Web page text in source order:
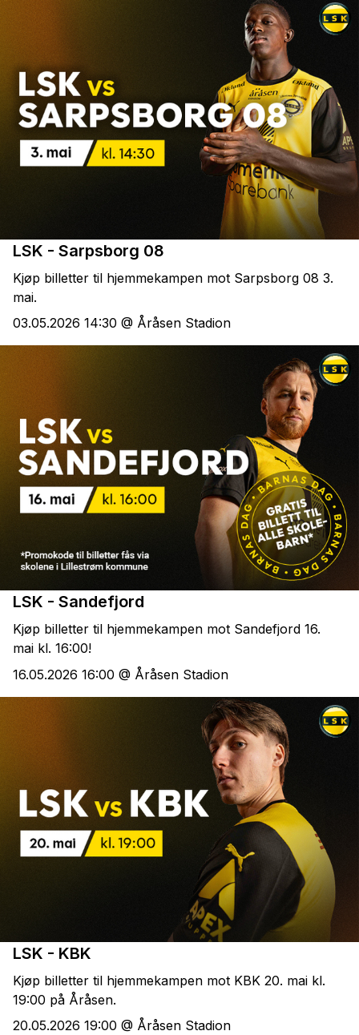
LSK - Sarpsborg 08
Kjøp billetter til hjemmekampen mot Sarpsborg 08 3.
mai.
03.05.2026 14:30 @ Åråsen Stadion
LSK - Sandefjord
Kjøp billetter til hjemmekampen mot Sandefjord 16.
mai kl. 16:00!
16.05.2026 16:00 @ Åråsen Stadion
LSK - KBK
Kjøp billetter til hjemmekampen mot KBK 20. mai kl.
19:00 på Åråsen.
20.05.2026 19:00 @ Åråsen Stadion